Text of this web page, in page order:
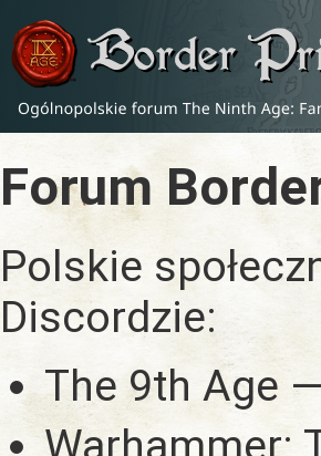
Forum
Polskie
Discordzie:
The 9th Age